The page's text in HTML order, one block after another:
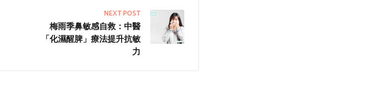
NEXT POST
梅雨季鼻敏感自救：中醫
「化濕醒脾」療法提升抗敏
力